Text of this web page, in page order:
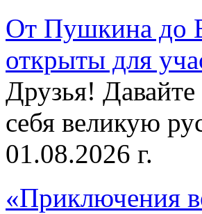
От Пушкина до
открыты для
Друзья! Давайте
себя великую
01.08.2026 г.
«Приключения